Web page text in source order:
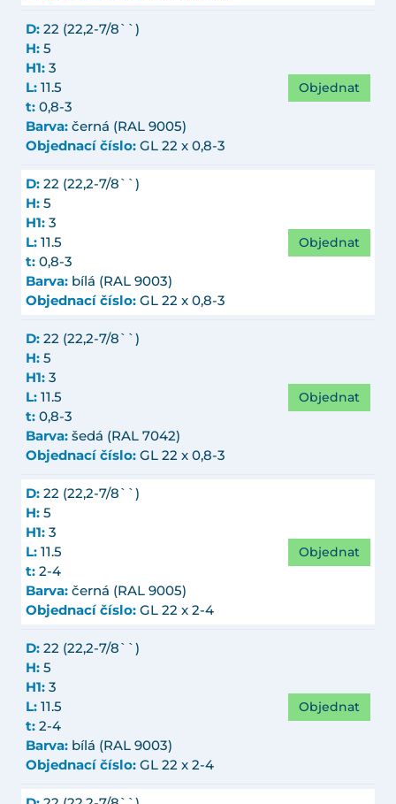
D: 22 (22,2-7/8``)
H: 5
H1: 3
L: 11.5
t: 0,8-3
Barva: černá (RAL 9005)
Objednací číslo: GL 22 x 0,8-3
Objednat
D: 22 (22,2-7/8``)
H: 5
H1: 3
L: 11.5
t: 0,8-3
Barva: bílá (RAL 9003)
Objednací číslo: GL 22 x 0,8-3
Objednat
D: 22 (22,2-7/8``)
H: 5
H1: 3
L: 11.5
t: 0,8-3
Barva: šedá (RAL 7042)
Objednací číslo: GL 22 x 0,8-3
Objednat
D: 22 (22,2-7/8``)
H: 5
H1: 3
L: 11.5
t: 2-4
Barva: černá (RAL 9005)
Objednací číslo: GL 22 x 2-4
Objednat
D: 22 (22,2-7/8``)
H: 5
H1: 3
L: 11.5
t: 2-4
Barva: bílá (RAL 9003)
Objednací číslo: GL 22 x 2-4
Objednat